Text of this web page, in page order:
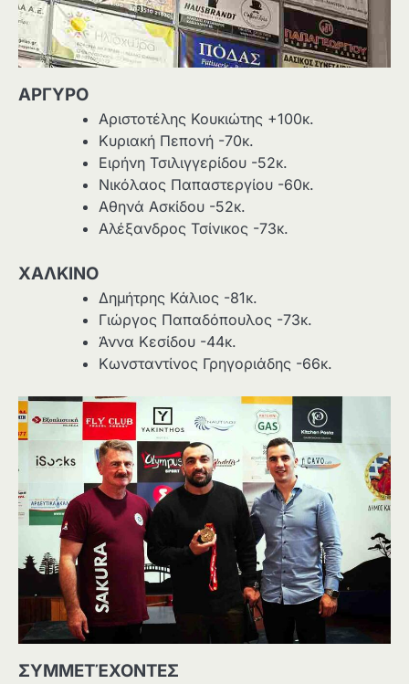
ΑΡΓΥΡΟ
Αριστοτέλης Κουκιώτης +100κ.
Κυριακή Πεπονή -70κ.
Ειρήνη Τσιλιγγερίδου -52κ.
Νικόλαος Παπαστεργίου -60κ.
Αθηνά Ασκίδου -52κ.
Αλέξανδρος Τσίνικος -73κ.
ΧΑΛΚΙΝΟ
Δημήτρης Κάλιος -81κ.
Γιώργος Παπαδόπουλος -73κ.
Άννα Κεσίδου -44κ.
Κωνσταντίνος Γρηγοριάδης -66κ.
ΣΥΜΜΕΤΈΧΟΝΤΕΣ